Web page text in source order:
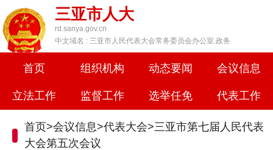
三亚市人大
rd.sanya.gov.cn
中文域名 : 三亚市人民代表大会常务委员会办公室.政务
首页 组织机构 动态要闻 会议信息
立法工作 监督工作 选举任免 代表工作
首页>会议信息>代表大会>三亚市第七届人民代表
大会第五次会议